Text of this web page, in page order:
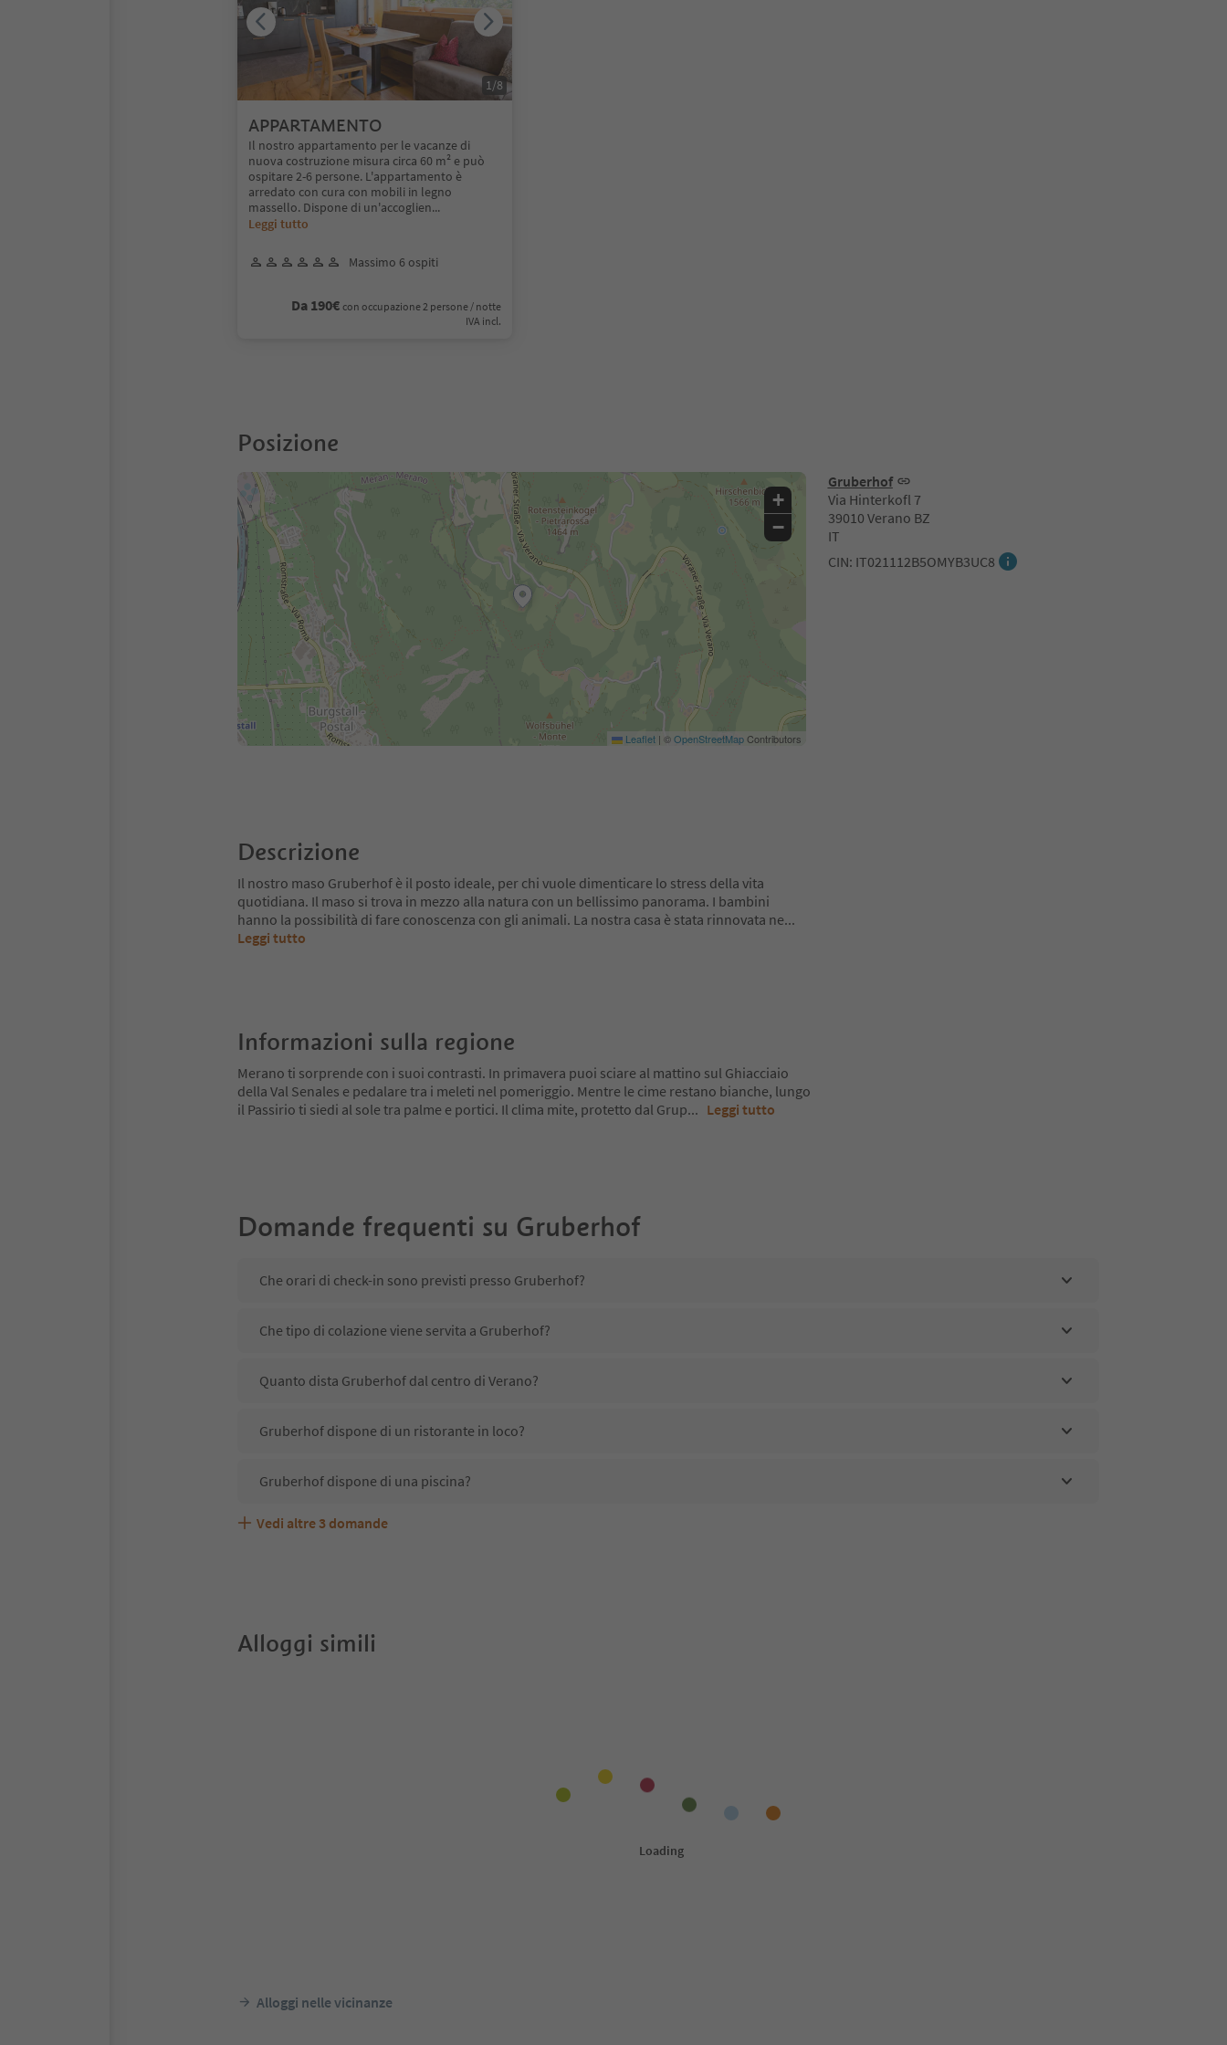
APPARTAMENTO
Il nostro appartamento per le vacanze di
nuova costruzione misura circa 60 m² e può
ospitare 2-6 persone. L'appartamento è
arredato con cura con mobili in legno
massello. Dispone di un'accoglien...
Leggi tutto
Massimo 6 ospiti
Da 190€ con occupazione 2 persone / notte
IVA incl.
1 /8
Posizione
Gruberhof
Via Hinterkofl 7
39010 Verano BZ
IT
CIN: IT021112B5OMYB3UC8
+
−
Leaflet | ©OpenStreetMapContributors
Descrizione
Il nostro maso Gruberhof è il posto ideale, per chi vuole dimenticare lo stress della vita
quotidiana. Il maso si trova in mezzo alla natura con un bellissimo panorama. I bambini
hanno la possibilità di fare conoscenza con gli animali. La nostra casa è stata rinnovata ne...
Leggi tutto
Informazioni sulla regione
Merano ti sorprende con i suoi contrasti. In primavera puoi sciare al mattino sul Ghiacciaio
della Val Senales e pedalare tra i meleti nel pomeriggio. Mentre le cime restano bianche, lungo
il Passirio ti siedi al sole tra palme e portici. Il clima mite, protetto dal Grup... Leggi tutto
Domande frequenti su Gruberhof
Che orari di check-in sono previsti presso Gruberhof?
Che tipo di colazione viene servita a Gruberhof?
Quanto dista Gruberhof dal centro di Verano?
Gruberhof dispone di un ristorante in loco?
Gruberhof dispone di una piscina?
Gruberhof accetta animali domestici?
Quali servizi/attività sono disponibili presso Gruberhof?
Gli ospiti di Gruberhof ricevono l'Alto Adige Guest Pass?
Vedi altre 3 domande
Alloggi simili
Alloggi nelle vicinanze